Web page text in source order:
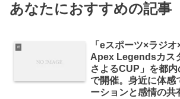
あなたにおすすめの記事
it
「eスポーツ×ラジ
Apex Legendsカス
さよるCUP」を都
で開催。身近に体感
ーションと感情の共